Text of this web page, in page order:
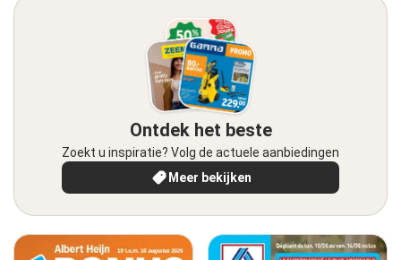
Ontdek het beste
Zoekt u inspiratie? Volg de actuele aanbiedingen
Meer bekijken